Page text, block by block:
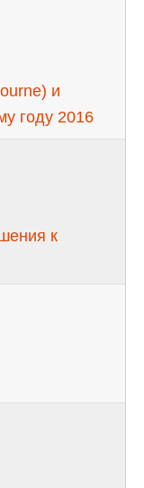
и
году 2016
к